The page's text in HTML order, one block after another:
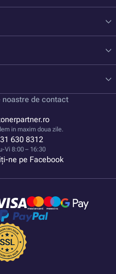
de contact
in maxim doua zile.
630 8312
Vi 8:00 – 16:30
ne pe Facebook